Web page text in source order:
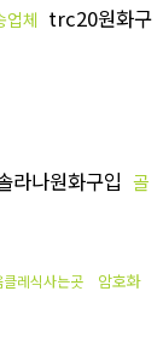
업체 trc20원화구
라나원화구입 골
클레식사는곳
암호화